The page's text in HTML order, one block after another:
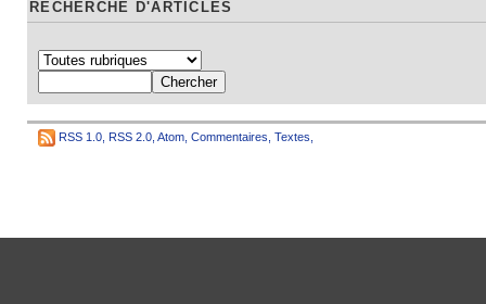
RECHERCHE D'ARTICLES
RSS 1.0 RSS 2.0 Atom Commentaires Textes